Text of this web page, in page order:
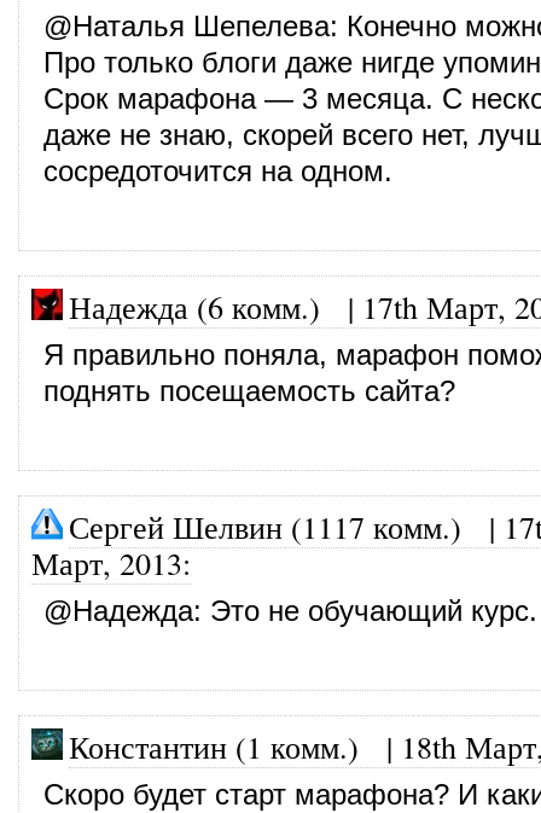
@Наталья Шепелева: Конечно
Про только блоги даже нигде
Срок марафона — 3 месяца. С
даже не знаю, скорей всего нет,
сосредоточится на одном.
Надежда (6 комм.) | 17th Март,
Я правильно поняла, марафон
поднять посещаемость сайта?
Сергей Шелвин (1117 комм.) |
Март, 2013:
@Надежда: Это не обучающий курс.
Константин (1 комм.) | 18th
Скоро будет старт марафона? И